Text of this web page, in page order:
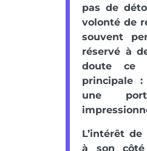
pas de
volonté de
souvent
réservé à
doute ce
principale
une
L’intérêt
à son